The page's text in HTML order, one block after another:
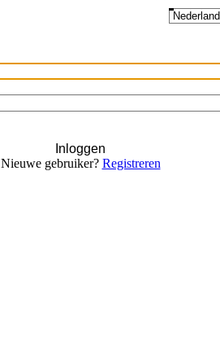
Inloggen
Nieuwe gebruiker? Registreren